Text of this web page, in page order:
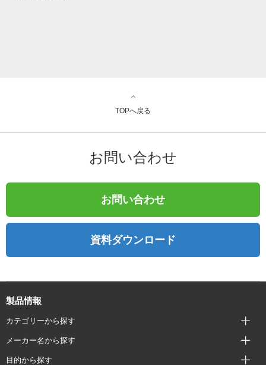
TOPへ戻る
お問い合わせ
お問い合わせ
資料ダウンロード
製品情報
カテゴリーから探す
メーカー名から探す
目的から探す